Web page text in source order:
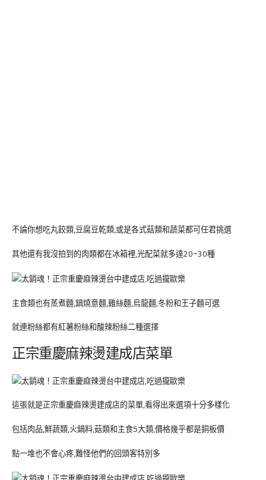
不論你想吃丸餃類,豆腐豆乾類,或是各式菇類和蔬菜都可任君挑選
其他還有我沒拍到的肉類都在冰箱裡,光配菜就多達20~30種
主食類也有蒸煮麵,鍋燒意麵,雞絲麵,烏龍麵,冬粉和王子麵可選
就連粉絲都有紅薯粉絲和酸辣粉絲二種選擇
正宗重慶麻辣燙建成店菜單
這張就是正宗重慶麻辣燙建成店的菜單,看得出來選項十分多樣化
包括肉品,鮮蔬類,火鍋料,菇類和主食5大類,價格幾乎都是銅板價
點一堆也不會心疼,難怪他們的回頭客特別多